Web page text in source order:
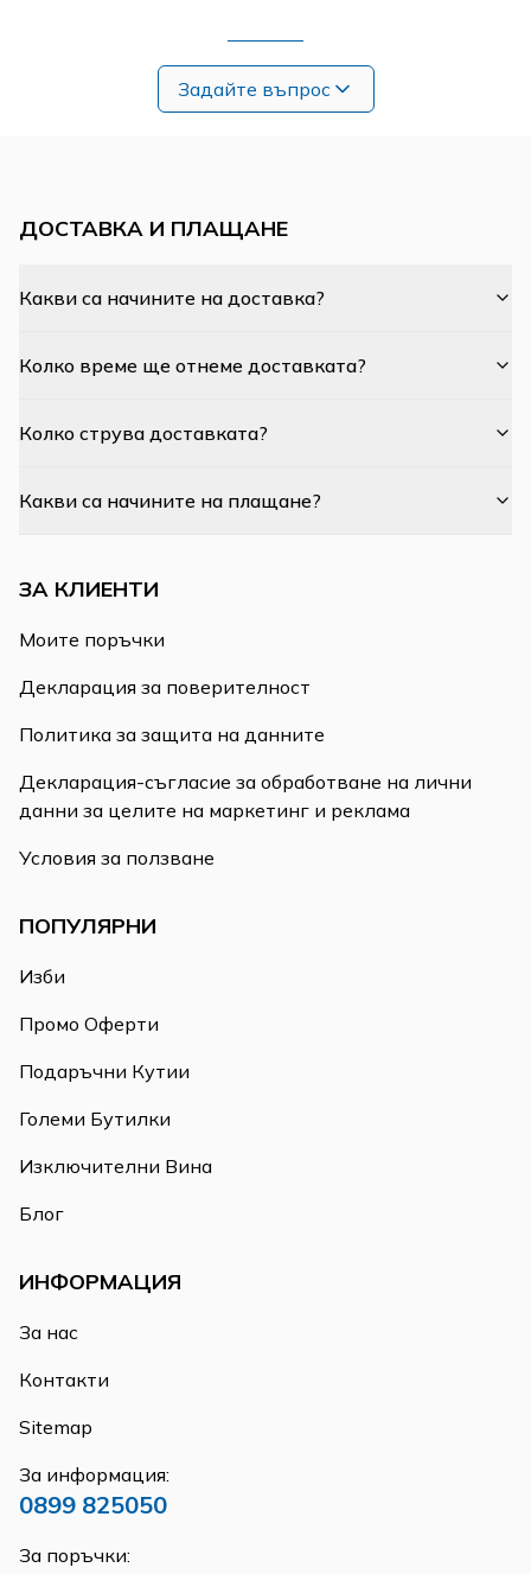
Задайте въпрос
ДОСТАВКА И ПЛАЩАНЕ
Какви са начините на доставка?
Колко време ще отнеме доставката?
Колко струва доставката?
Какви са начините на плащане?
ЗА КЛИЕНТИ
Моите поръчки
Декларация за поверителност
Политика за защита на данните
Декларация-съгласие за обработване на лични
данни за целите на маркетинг и реклама
Условия за ползване
ПОПУЛЯРНИ
Изби
Промо Оферти
Подаръчни Кутии
Големи Бутилки
Изключителни Вина
Блог
ИНФОРМАЦИЯ
За нас
Контакти
Sitemap
За информация:
0899 825050
За поръчки: